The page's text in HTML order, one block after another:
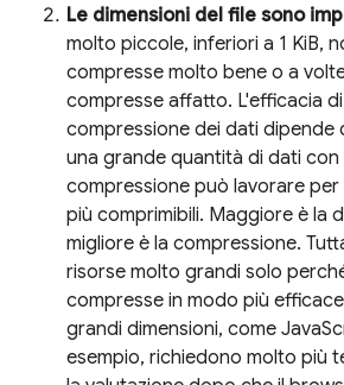
Le dimensioni del file sono
molto piccole, inferiori a 1 KiB,
compresse molto bene o a
compresse affatto. L'efficacia
compressione dei dati dipende
una grande quantità di dati
compressione può lavorare
più comprimibili. Maggiore è la
migliore è la compressione.
risorse molto grandi solo
compresse in modo più
grandi dimensioni, come
esempio, richiedono molto più